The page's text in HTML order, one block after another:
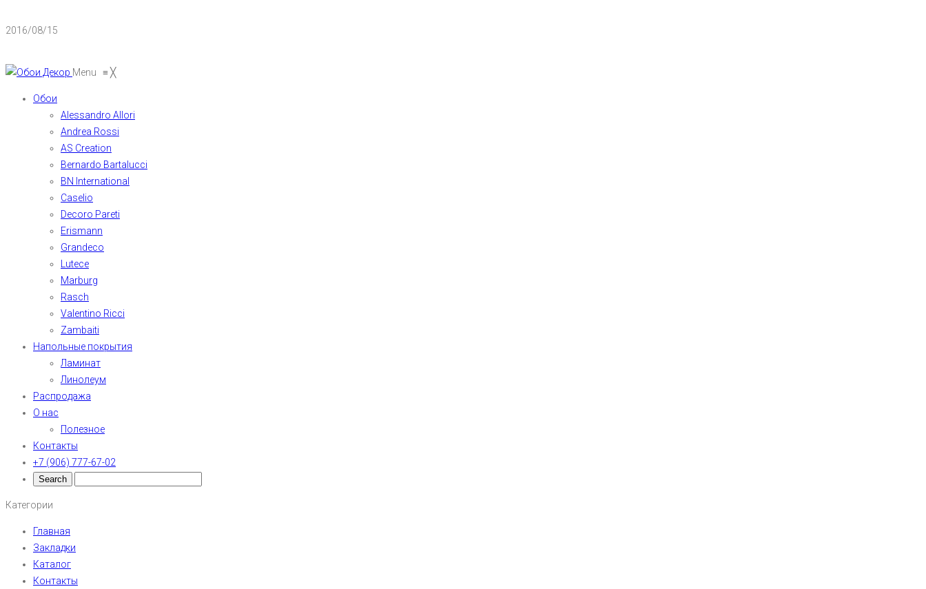
2016/08/15
Menu ≡╳
Обои
Alessandro Allori
Andrea Rossi
AS Creation
Bernardo Bartalucci
BN International
Caselio
Decoro Pareti
Erismann
Grandeco
Lutece
Marburg
Rasch
Valentino Ricci
Zambaiti
Напольные покрытия
Ламинат
Линолеум
Распродажа
О нас
Полезное
Контакты
+7 (906) 777-67-02
Категории
Главная
Закладки
Каталог
Контакты